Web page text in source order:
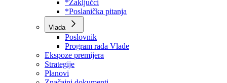
Budžet 2026
Zakoni
*Odluke
*Zaključci
*Poslanička pitanja
Vlada
Poslovnik
Program rada Vlade